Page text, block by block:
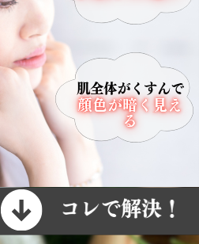
肌全体がくすんで
顔色が暗く見え
る
コレで解決！